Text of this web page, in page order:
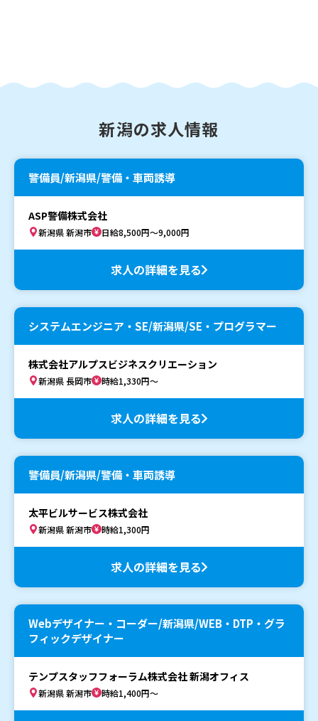
新潟の求人情報
警備員/新潟県/警備・車両誘導
ASP警備株式会社
新潟県 新潟市 日給8,500円～9,000円
求人の詳細を見る
システムエンジニア・SE/新潟県/SE・プログラマー
株式会社アルプスビジネスクリエーション
新潟県 長岡市 時給1,330円～
求人の詳細を見る
警備員/新潟県/警備・車両誘導
太平ビルサービス株式会社
新潟県 新潟市 時給1,300円
求人の詳細を見る
Webデザイナー・コーダー/新潟県/WEB・DTP・グラ
フィックデザイナー
テンプスタッフフォーラム株式会社 新潟オフィス
新潟県 新潟市 時給1,400円～